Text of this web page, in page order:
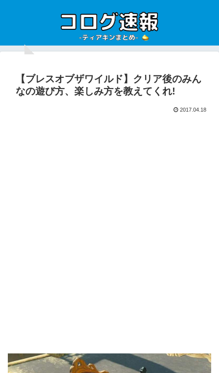
【ブレスオブザワイルド】クリア後のみん
なの遊び方、楽しみ方を教えてくれ!
2017.04.18